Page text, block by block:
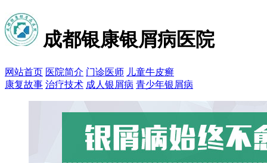
成都银康银屑病医院
网站首页 医院简介 门诊医师 儿童牛皮癣
康复故事 治疗技术 成人银屑病 青少年银屑病